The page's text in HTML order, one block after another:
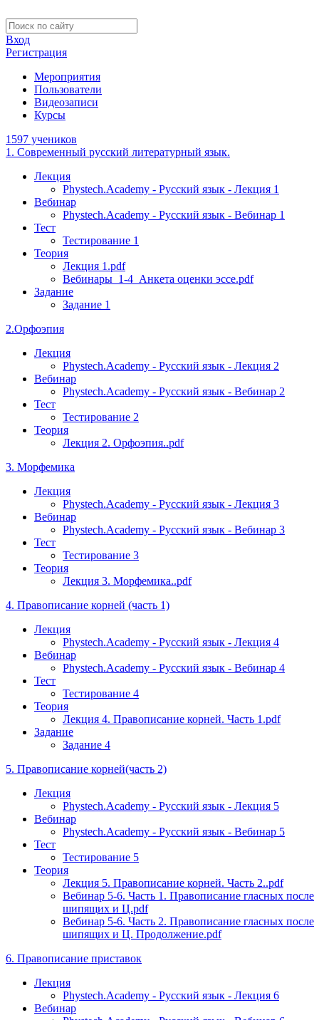
Вход
Регистрация
Мероприятия
Пользователи
Видеозаписи
Курсы
1597 учеников
1. Современный русский литературный язык.
Лекция
Phystech.Academy - Русский язык - Лекция 1
Вебинар
Phystech.Academy - Русский язык - Вебинар 1
Тест
Тестирование 1
Теория
Лекция 1.pdf
Вебинары_1-4_Анкета оценки эссе.pdf
Задание
Задание 1
2.Орфоэпия
Лекция
Phystech.Academy - Русский язык - Лекция 2
Вебинар
Phystech.Academy - Русский язык - Вебинар 2
Тест
Тестирование 2
Теория
Лекция 2. Орфоэпия..pdf
3. Морфемика
Лекция
Phystech.Academy - Русский язык - Лекция 3
Вебинар
Phystech.Academy - Русский язык - Вебинар 3
Тест
Тестирование 3
Теория
Лекция 3. Морфемика..pdf
4. Правописание корней (часть 1)
Лекция
Phystech.Academy - Русский язык - Лекция 4
Вебинар
Phystech.Academy - Русский язык - Вебинар 4
Тест
Тестирование 4
Теория
Лекция 4. Правописание корней. Часть 1.pdf
Задание
Задание 4
5. Правописание корней(часть 2)
Лекция
Phystech.Academy - Русский язык - Лекция 5
Вебинар
Phystech.Academy - Русский язык - Вебинар 5
Тест
Тестирование 5
Теория
Лекция 5. Правописание корней. Часть 2..pdf
Вебинар 5-6. Часть 1. Правописание гласных после
шипящих и Ц.pdf
Вебинар 5-6. Часть 2. Правописание гласных после
шипящих и Ц. Продолжение.pdf
6. Правописание приставок
Лекция
Phystech.Academy - Русский язык - Лекция 6
Вебинар